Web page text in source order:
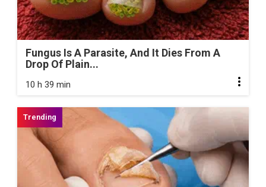
Fungus Is A Parasite, And It Dies From A
Drop Of Plain...
10 h 39 min